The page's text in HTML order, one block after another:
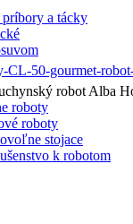
príbory a tácky
roboty
roboty
stojace
k robotom